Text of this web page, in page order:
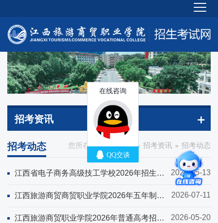
招考资讯
您所在的位置：首页 招考资讯 招考动态
招考动态
江西省电子商务高级技工学校2026年招生简
2026-05-13
江西旅游商贸商贸职业学院2026年五年制大
2026-07-11
江西旅游商贸职业学院2026年普通高考招生
2026-05-20